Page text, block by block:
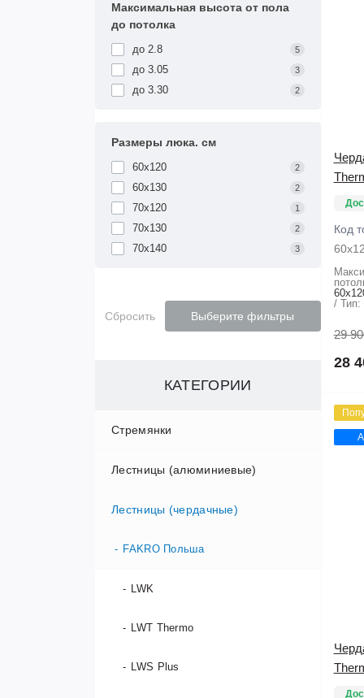
Максимальная высота от пола
до потолка
до 2.8 5
до 3.05 3
до 3.30 2
Размеры люка. см
60x120 2
60x130 2
70x120 1
70x130 2
70x140 3
Сбросить Выберите фильтры
КАТЕГОРИИ
Стремянки
Алюминиевые стремянки
Двухсторонние стремянки
Деревянные стремянки
Садовые стремянки
Стальные стремянки
Стремянки с широкими ступенями
Лестницы (алюминиевые)
Односекционные лестницы
Двухсекционные лестницы
Трехсекционные лестницы
Четырехсекционные лестницы
Приставные лестницы
Лестницы (чердачные)
FAKRO Польша
LWK
LWT Thermo
LWS Plus
Код
Тип:
29
28